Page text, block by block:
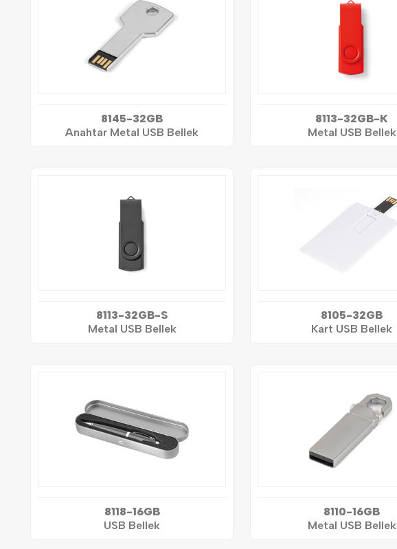
8145-32GB
Anahtar Metal USB Bellek
8113-32GB-K
Metal USB Bellek
8113-32GB-S
Metal USB Bellek
8105-32GB
Kart USB Bellek
8118-16GB
USB Bellek
8110-16GB
Metal USB Bellek